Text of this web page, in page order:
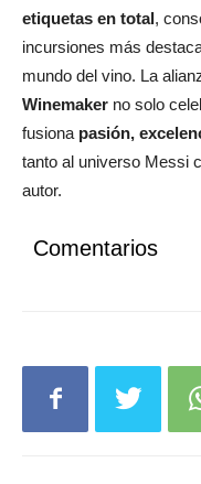
etiquetas en total,
incursiones más
mundo del vino. La
Winemaker no solo
fusiona pasión,
tanto al universo Messi
autor.
Comentarios